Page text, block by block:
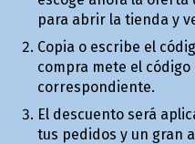
para abrir la tienda y
Copia o escribe el
compra mete el código
correspondiente.
El descuento será
tus pedidos y un gran